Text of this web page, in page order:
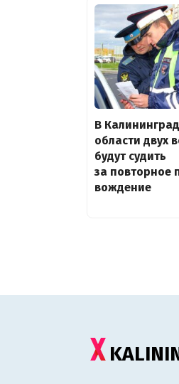
В
области двух
будут судить
за повторное
вождение